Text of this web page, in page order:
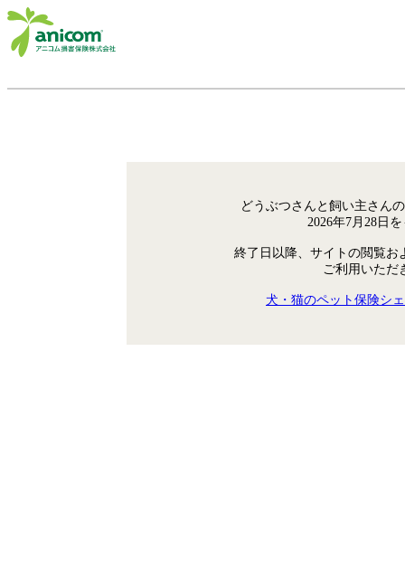
どうぶつさんと飼い主さん
2026年7月28日
終了日以降、サイトの閲覧お
ご利用いただ
犬・猫のペット保険シ